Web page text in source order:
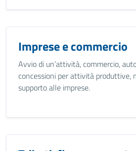
Imprese e commercio
Avvio di un’attività, commercio,
concessioni per attività produttive,
supporto alle imprese.